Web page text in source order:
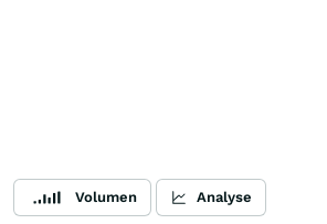
Volumen Analyse